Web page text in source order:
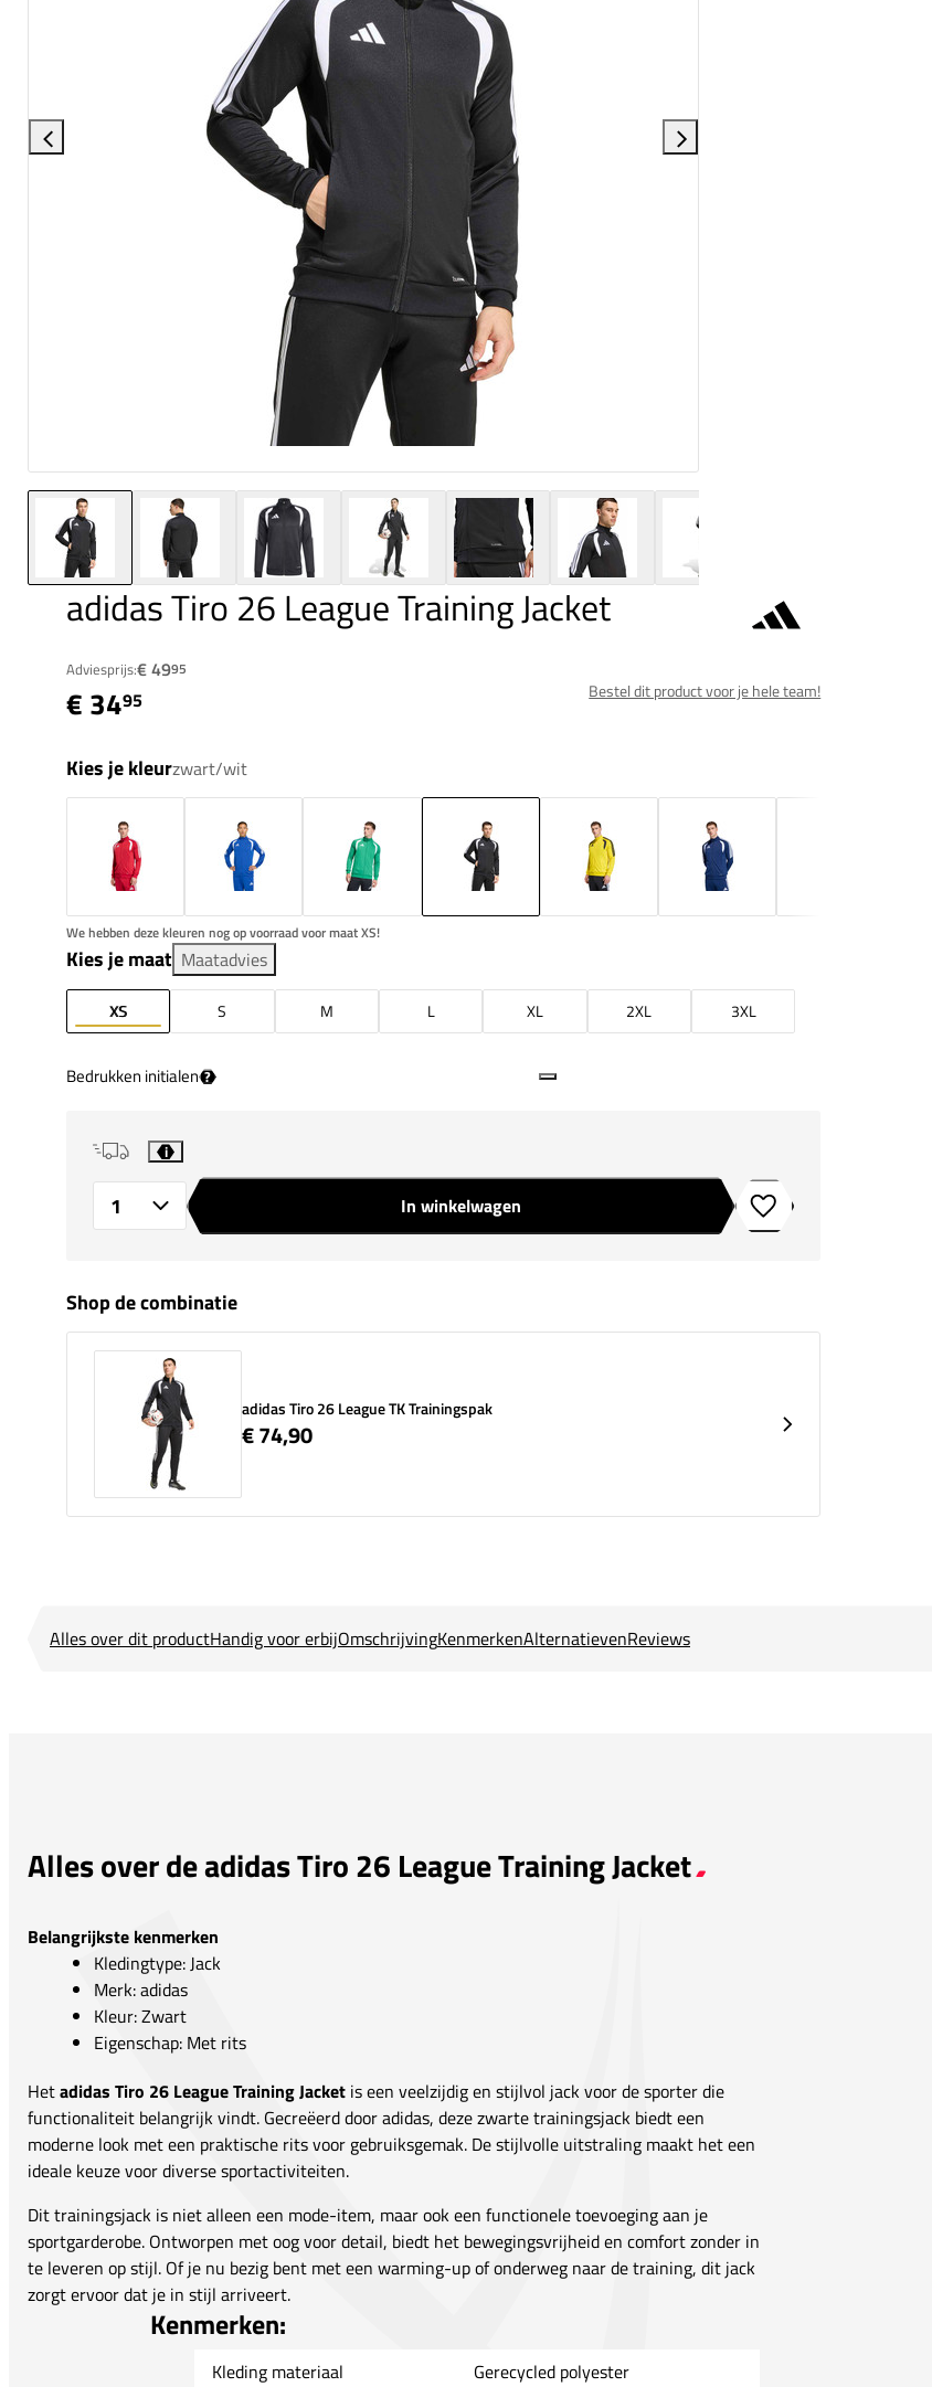
adidas Tiro 26 League Training Jacket
Adviesprijs:€ 4995
€ 3495 Bestel dit product voor je hele team!
Kies je kleurzwart/wit
We hebben deze kleuren nog op voorraad voor maat XS!
Kies je maat Maatadvies
XS S M L XL 2XL 3XL
Bedrukken initialen ?
i
In winkelwagen Toevoegen aan verlanglijstje
Shop de combinatie
adidas Tiro 26 League TK Trainingspak
€ 74,90
Alles over dit productHandig voor erbijOmschrijvingKenmerkenAlternatievenReviews
Alles over de adidas Tiro 26 League Training Jacket
Belangrijkste kenmerken
Kledingtype: Jack
Merk: adidas
Kleur: Zwart
Eigenschap: Met rits
Hetadidas Tiro 26 League Training Jacket is een veelzijdig en stijlvol jack voor de sporter die
functionaliteit belangrijk vindt. Gecreëerd door adidas, deze zwarte trainingsjack biedt een
moderne look met een praktische rits voor gebruiksgemak. De stijlvolle uitstraling maakt het een
ideale keuze voor diverse sportactiviteiten.
Dit trainingsjack is niet alleen een mode-item, maar ook een functionele toevoeging aan je
sportgarderobe. Ontworpen met oog voor detail, biedt het bewegingsvrijheid en comfort zonder in
te leveren op stijl. Of je nu bezig bent met een warming-up of onderweg naar de training, dit jack
zorgt ervoor dat je in stijl arriveert.
Kenmerken:
Kleding materiaal
Gerecycled polyester